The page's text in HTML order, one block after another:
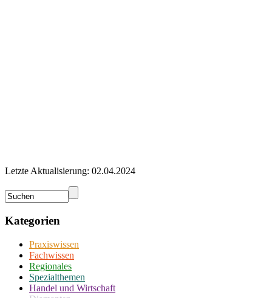
Letzte Aktualisierung: 02.04.2024
Kategorien
Praxiswissen
Fachwissen
Regionales
Spezialthemen
Handel und Wirtschaft